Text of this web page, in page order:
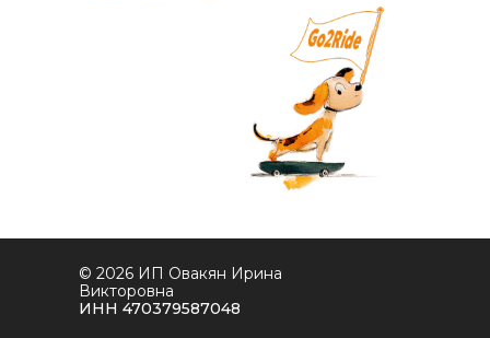
© 2026 ИП Овакян Ирина
Викторовна
ИНН 470379587048